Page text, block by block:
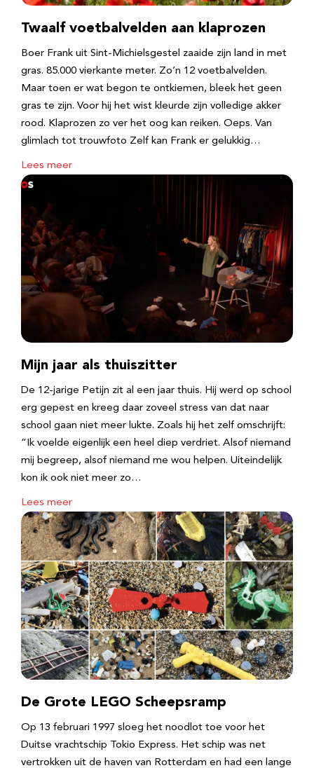
Twaalf voetbalvelden aan klaprozen
Boer Frank uit Sint-Michielsgestel zaaide zijn land in met
gras. 85.000 vierkante meter. Zo’n 12 voetbalvelden.
Maar toen er wat begon te ontkiemen, bleek het geen
gras te zijn. Voor hij het wist kleurde zijn volledige akker
rood. Klaprozen zo ver het oog kan reiken. Oeps. Van
glimlach tot trouwfoto Zelf kan Frank er gelukkig…
Lees meer
Mijn jaar als thuiszitter
De 12-jarige Petijn zit al een jaar thuis. Hij werd op school
erg gepest en kreeg daar zoveel stress van dat naar
school gaan niet meer lukte. Zoals hij het zelf omschrijft:
“Ik voelde eigenlijk een heel diep verdriet. Alsof niemand
mij begreep, alsof niemand me wou helpen. Uiteindelijk
kon ik ook niet meer zo…
Lees meer
De Grote LEGO Scheepsramp
Op 13 februari 1997 sloeg het noodlot toe voor het
Duitse vrachtschip Tokio Express. Het schip was net
vertrokken uit de haven van Rotterdam en had een lange